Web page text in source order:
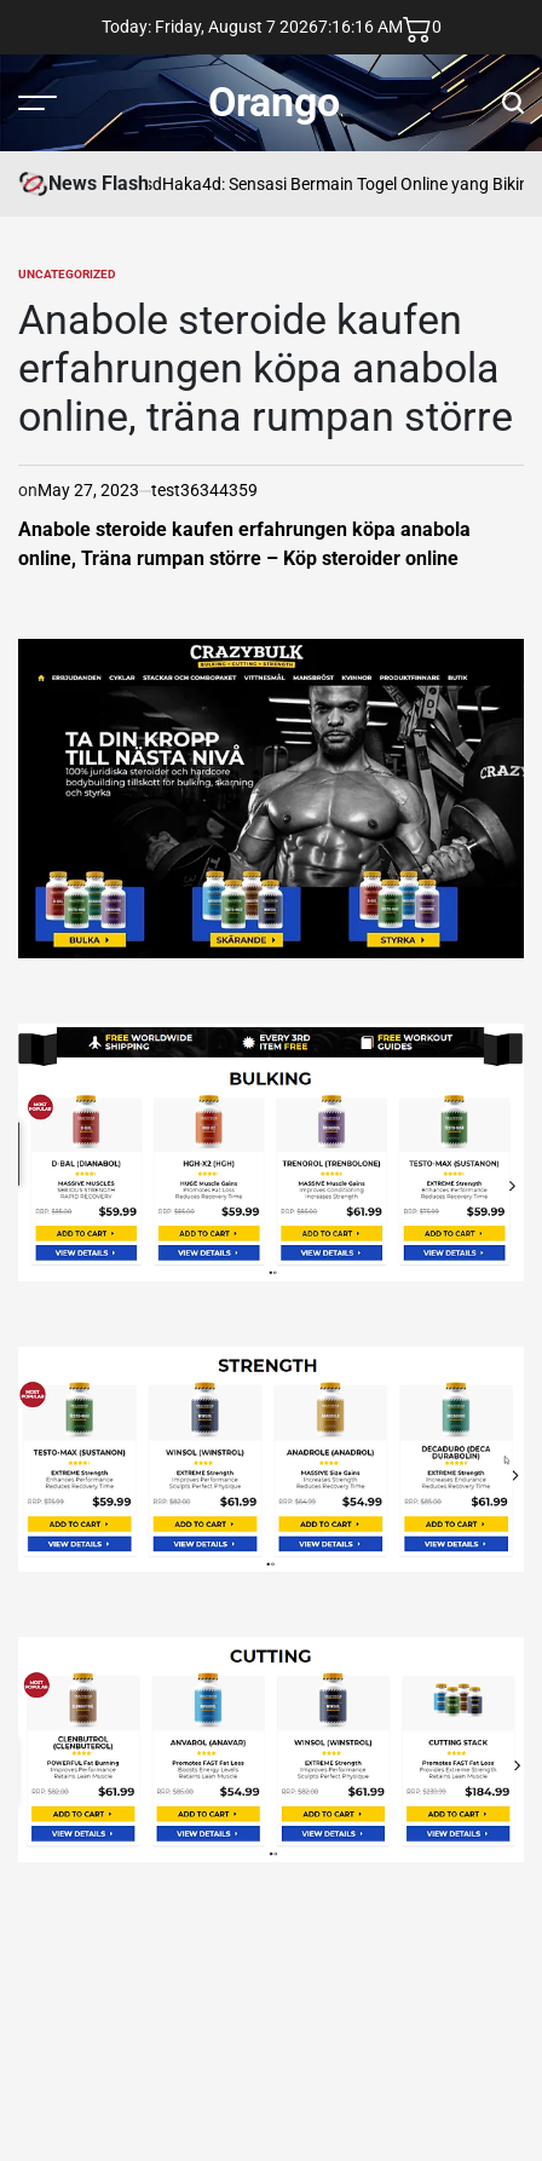
content
Today: Friday, August 7 20267:16:17 AM 0
Menu Orango
News Flash
asdHaka4d: Sensasi Bermain Togel Online yang Bikin
POSTED
UNCATEGORIZED
Anabole steroide kaufen
erfahrungen köpa anabola
online, träna rumpan större
onMay 27, 2023 test36344359
Anabole steroide kaufen erfahrungen köpa anabola
online, Träna rumpan större – Köp steroider online